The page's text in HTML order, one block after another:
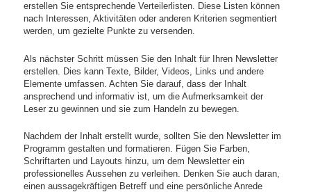
erstellen Sie entsprechende Verteilerlisten. Diese Listen können
nach Interessen, Aktivitäten oder anderen Kriterien segmentiert
werden, um gezielte Punkte zu versenden.
Als nächster Schritt müssen Sie den Inhalt für Ihren Newsletter
erstellen. Dies kann Texte, Bilder, Videos, Links und andere
Elemente umfassen. Achten Sie darauf, dass der Inhalt
ansprechend und informativ ist, um die Aufmerksamkeit der
Leser zu gewinnen und sie zum Handeln zu bewegen.
Nachdem der Inhalt erstellt wurde, sollten Sie den Newsletter im
Programm gestalten und formatieren. Fügen Sie Farben,
Schriftarten und Layouts hinzu, um dem Newsletter ein
professionelles Aussehen zu verleihen. Denken Sie auch daran,
einen aussagekräftigen Betreff und eine persönliche Anrede